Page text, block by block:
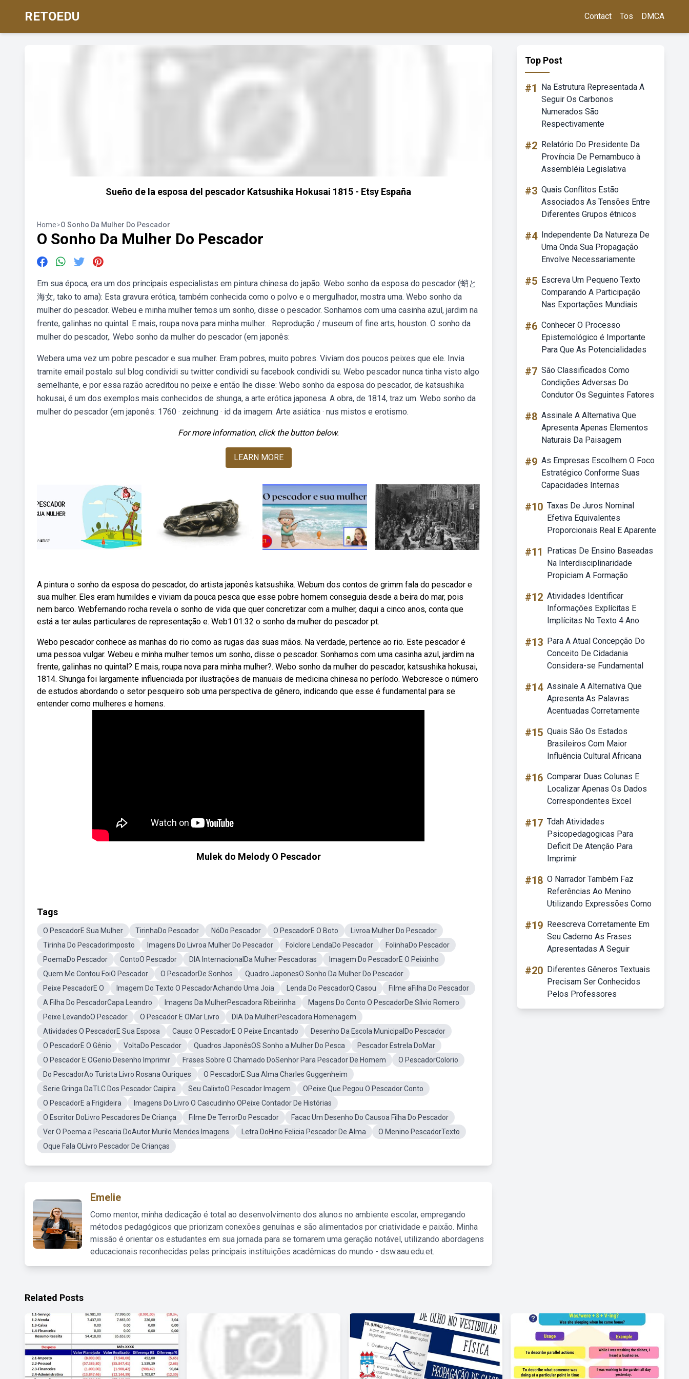
RETOEDU Contact Tos DMCA
Sueño de la esposa del pescador Katsushika Hokusai 1815 - Etsy España
Home>O Sonho Da Mulher Do Pescador
O Sonho Da Mulher Do Pescador
Em sua época, era um dos principais especialistas em pintura chinesa do japão. Webo sonho da esposa do pescador (蛸と
海女, tako to ama): Esta gravura erótica, também conhecida como o polvo e o mergulhador, mostra uma. Webo sonho da
mulher do pescador. Webeu e minha mulher temos um sonho, disse o pescador. Sonhamos com uma casinha azul, jardim na
frente, galinhas no quintal. E mais, roupa nova para minha mulher. . Reprodução / museum of fine arts, houston. O sonho da
mulher do pescador,. Webo sonho da mulher do pescador (em japonês:
Webera uma vez um pobre pescador e sua mulher. Eram pobres, muito pobres. Viviam dos poucos peixes que ele. Invia
tramite email postalo sul blog condividi su twitter condividi su facebook condividi su. Webo pescador nunca tinha visto algo
semelhante, e por essa razão acreditou no peixe e então lhe disse: Webo sonho da esposa do pescador, de katsushika
hokusai, é um dos exemplos mais conhecidos de shunga, a arte erótica japonesa. A obra, de 1814, traz um. Webo sonho da
mulher do pescador (em japonês: 1760 · zeichnung · id da imagem: Arte asiática · nus mistos e erotismo.
For more information, click the button below.
LEARN MORE
A pintura o sonho da esposa do pescador, do artista japonês katsushika. Webum dos contos de grimm fala do pescador e
sua mulher. Eles eram humildes e viviam da pouca pesca que esse pobre homem conseguia desde a beira do mar, pois
nem barco. Webfernando rocha revela o sonho de vida que quer concretizar com a mulher, daqui a cinco anos, conta que
está a ter aulas particulares de representação e. Web1:01:32 o sonho da mulher do pescador pt.
Webo pescador conhece as manhas do rio como as rugas das suas mãos. Na verdade, pertence ao rio. Este pescador é
uma pessoa vulgar. Webeu e minha mulher temos um sonho, disse o pescador. Sonhamos com uma casinha azul, jardim na
frente, galinhas no quintal? E mais, roupa nova para minha mulher?. Webo sonho da mulher do pescador, katsushika hokusai,
1814. Shunga foi largamente influenciada por ilustrações de manuais de medicina chinesa no período. Webcresce o número
de estudos abordando o setor pesqueiro sob uma perspectiva de gênero, indicando que esse é fundamental para se
entender como mulheres e homens.
Mulek do Melody O Pescador
Tags
O PescadorE Sua Mulher TirinhaDo Pescador NóDo Pescador O PescadorE O Boto
Livroa Mulher Do Pescador
Tirinha Do PescadorImposto
Imagens Do Livroa Mulher Do Pescador Folclore LendaDo Pescador
FolinhaDo Pescador
PoemaDo Pescador
ContoO Pescador DIA InternacionalDa Mulher Pescadoras
Imagem Do PescadorE O Peixinho
Quem Me Contou FoiO Pescador
O PescadorDe Sonhos
Quadro JaponesO Sonho Da Mulher Do Pescador
Peixe PescadorE O
Imagem Do Texto O PescadorAchando Uma Joia Lenda Do PescadorQ Casou
Filme aFilha Do Pescador
A Filha Do PescadorCapa Leandro
Imagens Da MulherPescadora Ribeirinha
Magens Do Conto O PescadorDe Sílvio Romero
Peixe LevandoO Pescador
O Pescador E OMar Livro
DIA Da MulherPescadora Homenagem
Atividades O PescadorE Sua Esposa
Causo O PescadorE O Peixe Encantado
Desenho Da Escola MunicipalDo Pescador
O PescadorE O Gênio
VoltaDo Pescador Quadros JaponêsOS Sonho a Mulher Do Pesca
Pescador Estrela DoMar
O Pescador E OGenio Desenho Imprimir
Frases Sobre O Chamado DoSenhor Para Pescador De Homem
O PescadorColorio
Do PescadorAo Turista Livro Rosana Ouriques
O PescadorE Sua Alma Charles Guggenheim
Serie Gringa DaTLC Dos Pescador Caipira
Seu CalixtoO Pescador Imagem
OPeixe Que Pegou O Pescador Conto
O PescadorE a Frigideira
Imagens Do Livro O Cascudinho OPeixe Contador De Histórias
O Escritor DoLivro Pescadores De Criança
Filme De TerrorDo Pescador
Facac Um Desenho Do Causoa Filha Do Pescador
Ver O Poema a Pescaria DoAutor Murilo Mendes Imagens
Letra DoHino Felicia Pescador De Alma
O Menino PescadorTexto
Oque Fala OLivro Pescador De Crianças
Emelie
Como mentor, minha dedicação é total ao desenvolvimento dos alunos no ambiente escolar, empregando
métodos pedagógicos que priorizam conexões genuínas e são alimentados por criatividade e paixão. Minha
missão é orientar os estudantes em sua jornada para se tornarem uma geração notável, utilizando abordagens
educacionais reconhecidas pelas principais instituições acadêmicas do mundo - dsw.aau.edu.et.
Top Post
#1
Na Estrutura Representada A
Seguir Os Carbonos
Numerados São
Respectivamente
#2 Relatório Do Presidente Da
Província De Pernambuco à
Assembléia Legislativa
#3 Quais Conflitos Estão
Associados As Tensões Entre
Diferentes Grupos étnicos
#4 Independente Da Natureza De
Uma Onda Sua Propagação
Envolve Necessariamente
#5 Escreva Um Pequeno Texto
Comparando A Participação
Nas Exportações Mundiais
#6 Conhecer O Processo
Epistemológico é Importante
Para Que As Potencialidades
#7 São Classificados Como
Condições Adversas Do
Condutor Os Seguintes Fatores
#8 Assinale A Alternativa Que
Apresenta Apenas Elementos
Naturais Da Paisagem
#9 As Empresas Escolhem O Foco
Estratégico Conforme Suas
Capacidades Internas
#10 Taxas De Juros Nominal
Efetiva Equivalentes
Proporcionais Real E Aparente
#11
Praticas De Ensino Baseadas
Na Interdisciplinaridade
Propiciam A Formação
#12 Atividades Identificar
Informações Explícitas E
Implícitas No Texto 4 Ano
#13 Para A Atual Concepção Do
Conceito De Cidadania
Considera-se Fundamental
#14 Assinale A Alternativa Que
Apresenta As Palavras
Acentuadas Corretamente
#15 Quais São Os Estados
Brasileiros Com Maior
Influência Cultural Africana
#16 Comparar Duas Colunas E
Localizar Apenas Os Dados
Correspondentes Excel
#17 Tdah Atividades
Psicopedagogicas Para
Deficit De Atenção Para
Imprimir
#18 O Narrador Também Faz
Referências Ao Menino
Utilizando Expressões Como
#19 Reescreva Corretamente Em
Seu Caderno As Frases
Apresentadas A Seguir
#20 Diferentes Gêneros Textuais
Precisam Ser Conhecidos
Pelos Professores
Related Posts